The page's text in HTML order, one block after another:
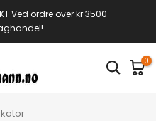
Ved ordre over kr 3500
0